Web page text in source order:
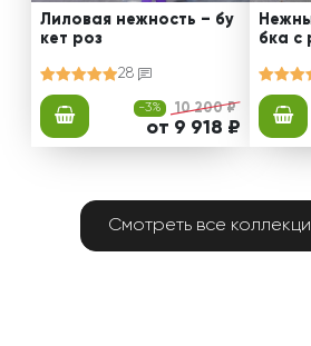
Лиловая нежность – бу
кет роз
28
-3% 10 200 ₽
от 9 918 ₽
бка с
Смотреть все